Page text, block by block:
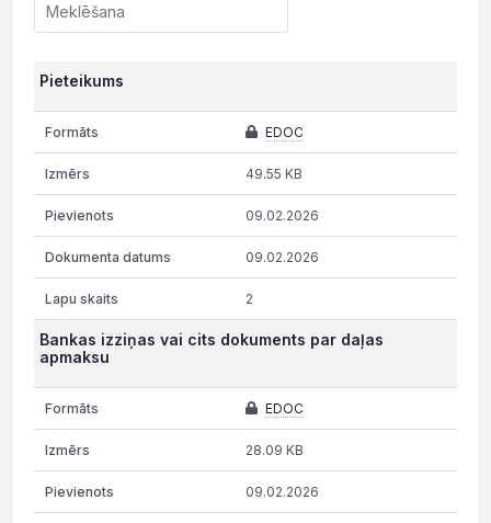
Pieteikums
EDOC
49.55 KB
09.02.2026
09.02.2026
2
Bankas izziņas vai cits dokuments par daļas
apmaksu
EDOC
28.09 KB
09.02.2026